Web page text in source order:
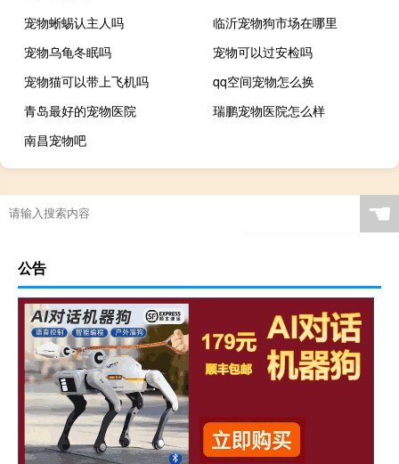
宠物蜥蜴认主人吗
临沂宠物狗市场在哪里
宠物乌龟冬眠吗
宠物可以过安检吗
宠物猫可以带上飞机吗
qq空间宠物怎么换
青岛最好的宠物医院
瑞鹏宠物医院怎么样
南昌宠物吧
☚
公告